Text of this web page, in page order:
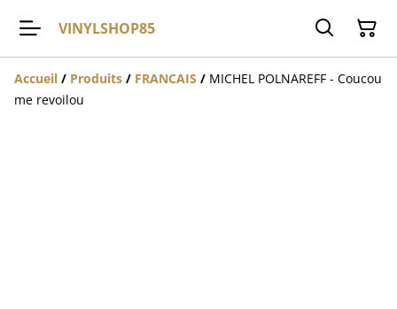
VINYLSHOP85
Accueil / Produits / FRANCAIS / MICHEL POLNAREFF - Coucou
me revoilou